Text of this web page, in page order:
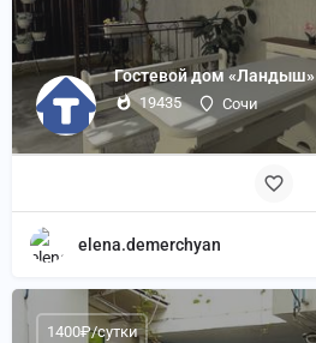
Гостевой дом «Ландыш»
19435 Сочи
elena.demerchyan
1400₽/сутки